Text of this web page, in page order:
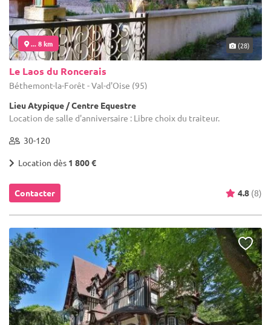
... 8 km (28)
Le Laos du Roncerais
Béthemont-la-Forêt - Val-d'Oise (95)
Lieu Atypique / Centre Equestre
Location de salle d'anniversaire : Libre choix du traiteur.
30-120
Location dès 1 800 €
Contacter 4.8 (8)